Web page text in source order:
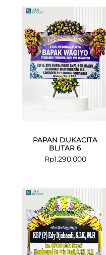
PAPAN DUKACITA
BLITAR 6
Rp1.290.000